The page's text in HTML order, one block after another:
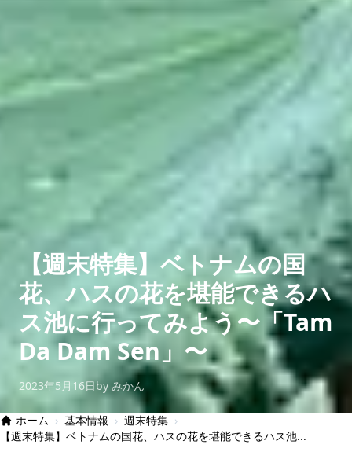
【週末特集】ベトナムの国
花、ハスの花を堪能できるハ
ス池に行ってみよう〜「Tam
Da Dam Sen」〜
2023年5月16日by みかん
ホーム › 基本情報 › 週末特集 ›
【週末特集】ベトナムの国花、ハスの花を堪能できるハス池...